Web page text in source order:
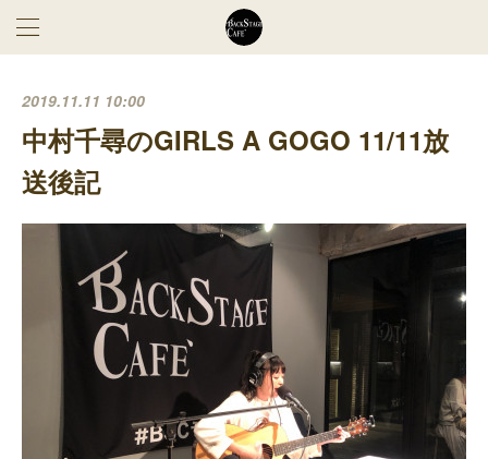
2019.11.11 10:00
中村千尋のGIRLS A GOGO 11/11放
送後記